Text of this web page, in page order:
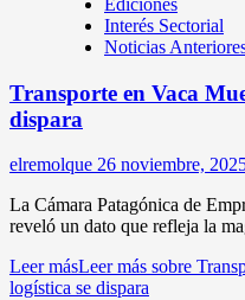
Interés Sectorial
Noticias
Transporte en Vaca
dispara
elremolque 26 noviembre,
La Cámara Patagónica de
reveló un dato que refleja la
Leer másLeer más sobre
logística se dispara